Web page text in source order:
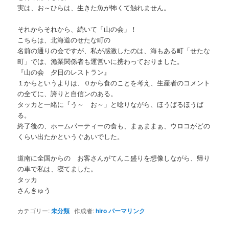
実は、お～ひらは、生きた魚が怖くて触れません。
それからそれから、続いて「山の会」！
こちらは、北海道のせたな町の
名前の通りの会ですが、私が感激したのは、海もある町「せたな
町」では、漁業関係者も運営いに携わっておりました。
『山の会 夕日のレストラン』
１からというよりは、０から食のことを考え、生産者のコメント
の全てに、誇りと自信ンのある。
タッカと一緒に『う～ お～」と唸りながら、ほうばるほうば
る。
終了後の、ホームパーティーの食も、まぁままぁ、ウロコがどの
くらい出たかというぐあいでした。
道南に全国からの お客さんがてんこ盛りを想像しながら、帰り
の車で私は、寝てました。
タッカ
さんきゅう
カテゴリー:未分類 作成者:hiroパーマリンク